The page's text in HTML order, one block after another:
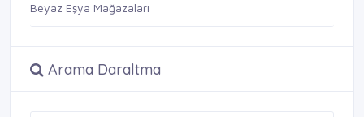
Beyaz Eşya Mağazaları
Arama Daraltma